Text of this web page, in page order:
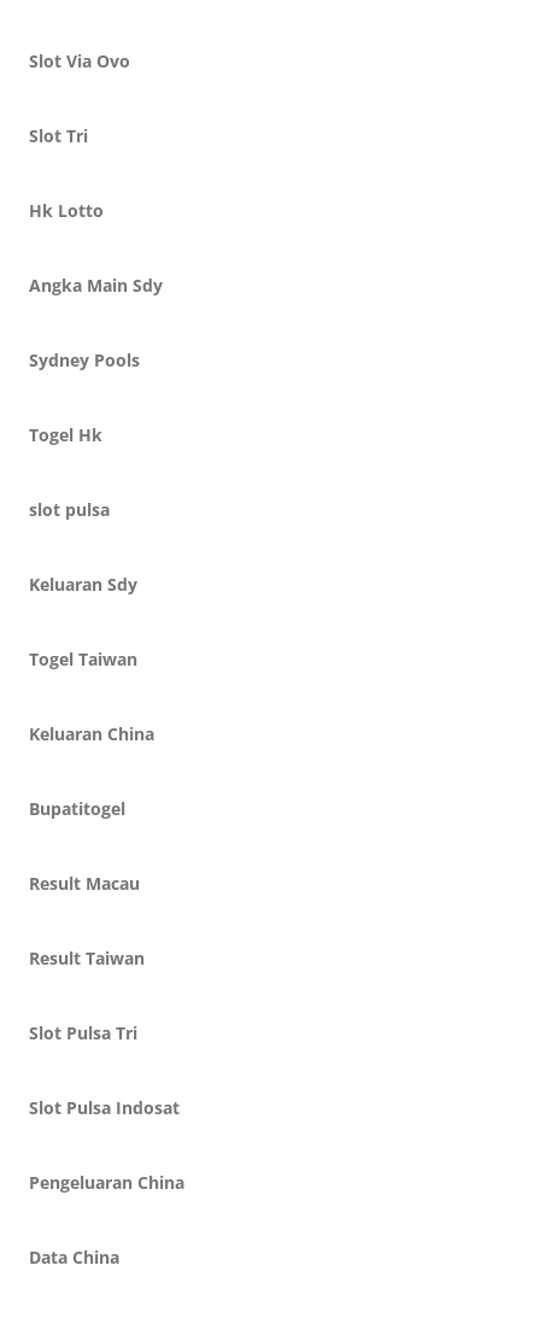
Slot Via Ovo
Slot Tri
Hk Lotto
Angka Main Sdy
Sydney Pools
Togel Hk
slot pulsa
Keluaran Sdy
Togel Taiwan
Keluaran China
Bupatitogel
Result Macau
Result Taiwan
Slot Pulsa Tri
Slot Pulsa Indosat
Pengeluaran China
Data China